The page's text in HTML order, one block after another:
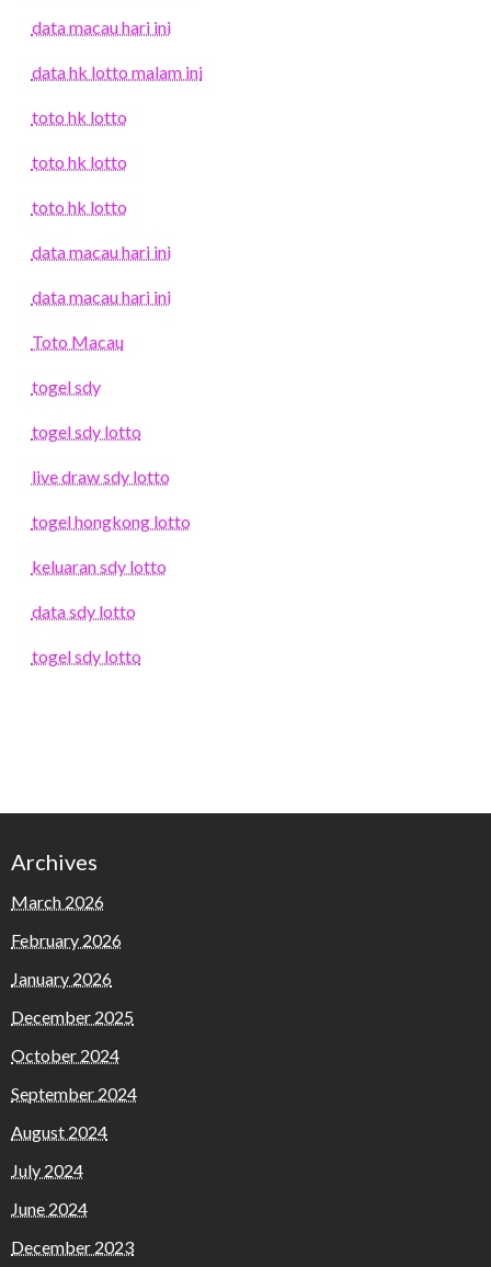
data macau hari ini
data hk lotto malam ini
toto hk lotto
toto hk lotto
toto hk lotto
data macau hari ini
data macau hari ini
Toto Macau
togel sdy
togel sdy lotto
live draw sdy lotto
togel hongkong lotto
keluaran sdy lotto
data sdy lotto
togel sdy lotto
Archives
March 2026
February 2026
January 2026
December 2025
October 2024
September 2024
August 2024
July 2024
June 2024
December 2023